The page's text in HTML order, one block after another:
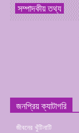
সম্পাদকীয় তথ্য
জনপ্রিয় ক্যাটাগরি
জীবনের খুঁটিনাটি